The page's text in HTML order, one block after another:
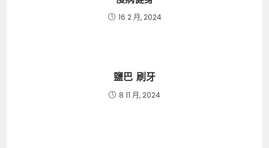
16 2 月, 2024
鹽巴 刷牙
8 11 月, 2024